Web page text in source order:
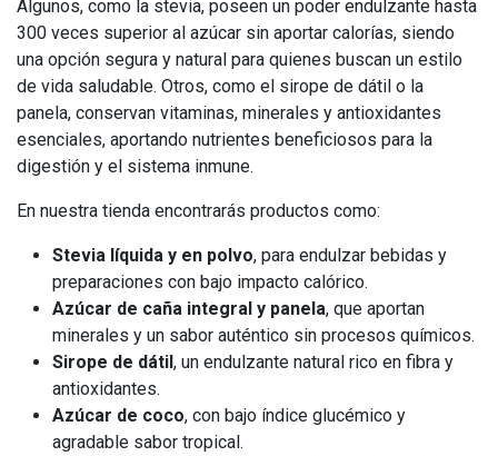
Algunos, como la stevia, poseen un poder endulzante hasta
300 veces superior al azúcar sin aportar calorías, siendo
una opción segura y natural para quienes buscan un estilo
de vida saludable. Otros, como el sirope de dátil o la
panela, conservan vitaminas, minerales y antioxidantes
esenciales, aportando nutrientes beneficiosos para la
digestión y el sistema inmune.
En nuestra tienda encontrarás productos como:
Stevia líquida y en polvo, para endulzar bebidas y
preparaciones con bajo impacto calórico.
Azúcar de caña integral y panela, que aportan
minerales y un sabor auténtico sin procesos químicos.
Sirope de dátil, un endulzante natural rico en fibra y
antioxidantes.
Azúcar de coco, con bajo índice glucémico y
agradable sabor tropical.